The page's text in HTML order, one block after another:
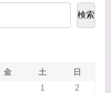
検索
金 土
日
1
2